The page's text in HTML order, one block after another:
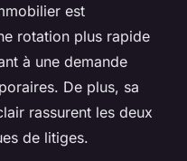
est
rotation plus rapide
à une demande
De plus, sa
rassurent les deux
de litiges.